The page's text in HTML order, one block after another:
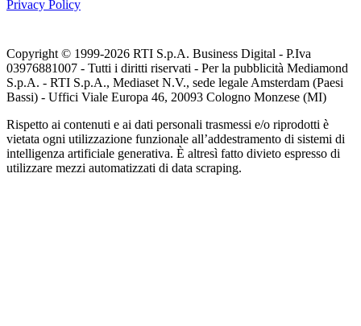
Privacy Policy
Copyright © 1999-2026 RTI S.p.A. Business Digital - P.Iva
03976881007 - Tutti i diritti riservati - Per la pubblicità Mediamond
S.p.A. - RTI S.p.A., Mediaset N.V., sede legale Amsterdam (Paesi
Bassi) - Uffici Viale Europa 46, 20093 Cologno Monzese (MI)
Rispetto ai contenuti e ai dati personali trasmessi e/o riprodotti è
vietata ogni utilizzazione funzionale all’addestramento di sistemi di
intelligenza artificiale generativa. È altresì fatto divieto espresso di
utilizzare mezzi automatizzati di data scraping.